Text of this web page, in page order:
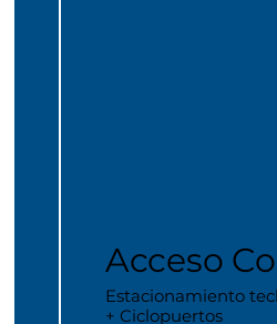
Acceso
Estacionamiento
+ Ciclopuertos